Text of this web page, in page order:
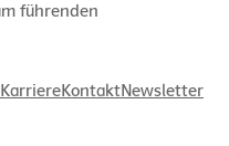
führenden
KarriereKontaktNewsletter